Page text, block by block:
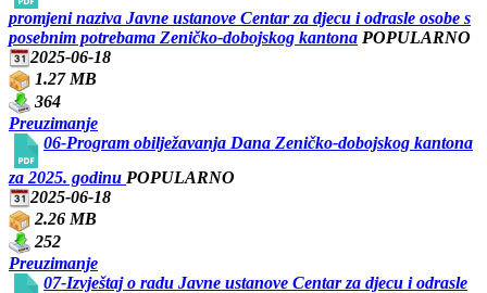
promjeni naziva Javne ustanove Centar za djecu i odrasle osobe s
posebnim potrebama Zeničko-dobojskog kantona POPULARNO
2025-06-18
1.27 MB
364
Preuzimanje
06-Program obilježavanja Dana Zeničko-dobojskog kantona
za 2025. godinu POPULARNO
2025-06-18
2.26 MB
252
Preuzimanje
07-Izvještaj o radu Javne ustanove Centar za djecu i odrasle